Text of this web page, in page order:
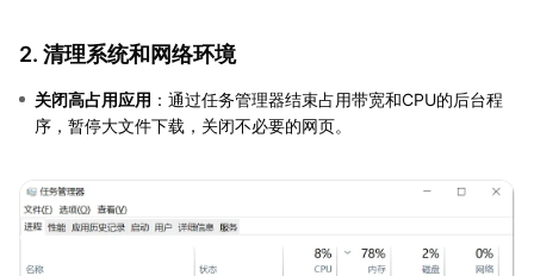
2. 清理系统和网络环境
关闭高占用应用 ：通过任务管理器结束占用带宽和CPU的后台程
序，暂停大文件下载，关闭不必要的网页。